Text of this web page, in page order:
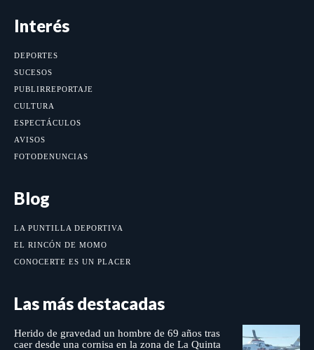
Interés
DEPORTES
SUCESOS
PUBLIRREPORTAJE
CULTURA
ESPECTÁCULOS
AVISOS
FOTODENUNCIAS
Blog
LA PUNTILLA DEPORTIVA
EL RINCÓN DE MOMO
CONOCERTE ES UN PLACER
Las más destacadas
Herido de gravedad un hombre de 69 años tras
caer desde una cornisa en la zona de La Quinta